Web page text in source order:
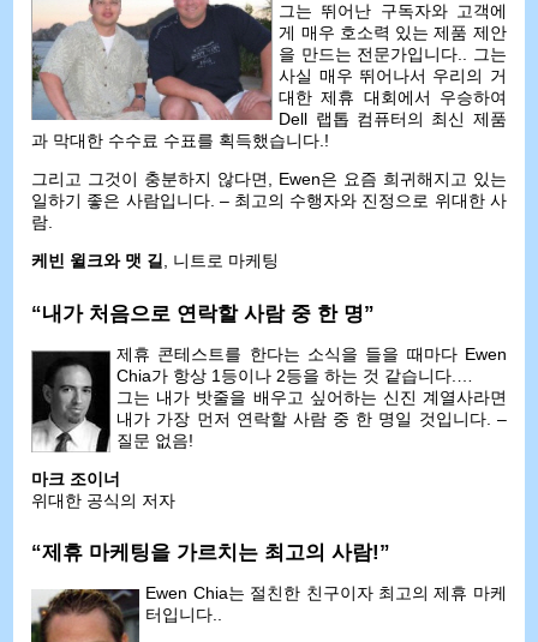
그는 뛰어난 구독자와 고객에
게 매우 호소력 있는 제품 제안
을 만드는 전문가입니다.. 그는
사실 매우 뛰어나서 우리의 거
대한 제휴 대회에서 우승하여
Dell 랩톱 컴퓨터의 최신 제품
과 막대한 수수료 수표를 획득했습니다.!
그리고 그것이 충분하지 않다면, Ewen은 요즘 희귀해지고 있는
일하기 좋은 사람입니다. – 최고의 수행자와 진정으로 위대한 사
람.
케빈 윌크와 맷 길, 니트로 마케팅
“내가 처음으로 연락할 사람 중 한 명”
제휴 콘테스트를 한다는 소식을 들을 때마다 Ewen
Chia가 항상 1등이나 2등을 하는 것 같습니다.…
그는 내가 밧줄을 배우고 싶어하는 신진 계열사라면
내가 가장 먼저 연락할 사람 중 한 명일 것입니다. –
질문 없음!
마크 조이너
위대한 공식의 저자
“제휴 마케팅을 가르치는 최고의 사람!”
Ewen Chia는 절친한 친구이자 최고의 제휴 마케
터입니다..